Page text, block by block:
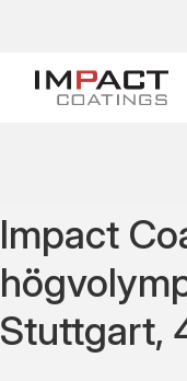
Impact
Stuttgart,